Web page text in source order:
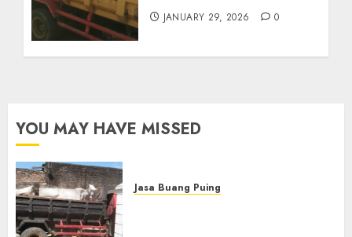
JANUARY 29, 2026 0
YOU MAY HAVE MISSED
Jasa Buang Puing